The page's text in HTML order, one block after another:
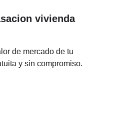
vivienda
de mercado de tu
y sin compromiso.